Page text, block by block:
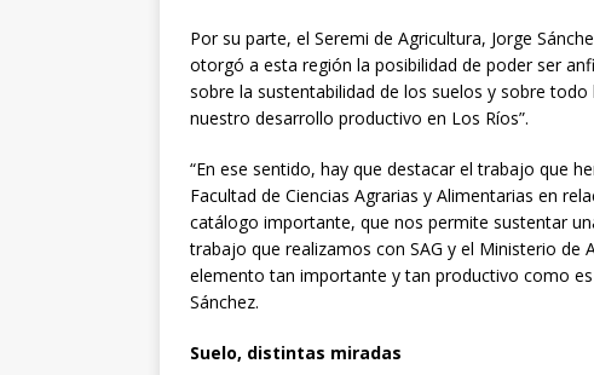
Por su parte, el Seremi de Agricultura, Jorge
otorgó a esta región la posibilidad de poder ser
sobre la sustentabilidad de los suelos y sobre
nuestro desarrollo productivo en Los Ríos”.
“En ese sentido, hay que destacar el trabajo que
Facultad de Ciencias Agrarias y Alimentarias en
catálogo importante, que nos permite sustentar
trabajo que realizamos con SAG y el Ministerio de
elemento tan importante y tan productivo como
Sánchez.
Suelo, distintas miradas